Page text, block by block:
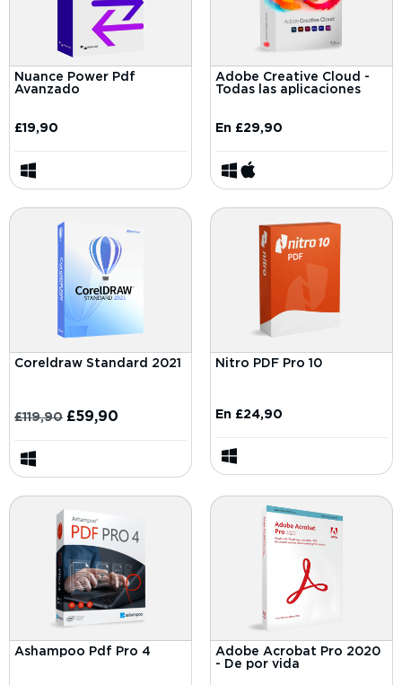
Nuance Power Pdf
Avanzado
£19,90
Adobe Creative Cloud -
Todas las aplicaciones
En £29,90
Coreldraw Standard 2021
£119,90 £59,90
Nitro PDF Pro 10
En £24,90
Ashampoo Pdf Pro 4
Adobe Acrobat Pro 2020
- De por vida